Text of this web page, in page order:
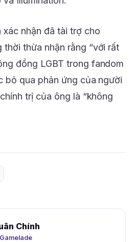
xác nhận đã tài trợ cho
thời thừa nhận rằng “với rất
đồng LGBT trong fandom
bỏ qua phản ứng của người
trị của ông là “không
Chính
Gamelade